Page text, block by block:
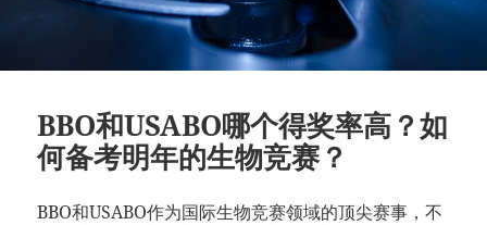
BBO和USABO哪个得奖率高？如
何备考明年的生物竞赛？
BBO和USABO作为国际生物竞赛领域的顶尖赛事，不